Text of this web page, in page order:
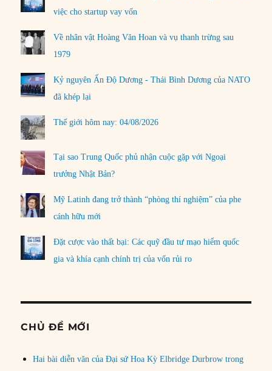
việc cho startup vay vốn
Về nhân vật Hoàng Văn Hoan và vụ thanh trừng sau
1979
Kỷ nguyên Ấn Độ Dương - Thái Bình Dương của NATO
đã khép lại
Thế giới hôm nay: 04/08/2026
Tại sao Trung Quốc phủ nhận cuộc gặp với Ngoại
trưởng Nhật Bản?
Mỹ Latinh đang trở thành “phòng thí nghiệm” của phe
cánh hữu mới
Đặt cược vào thất bại: Các quỹ đầu tư mạo hiểm quốc
gia và khía cạnh chính trị của vốn rủi ro
CHỦ ĐỀ MỚI
Hai bài diễn văn của Đại sứ Hoa Kỳ Elbridge Durbrow trong